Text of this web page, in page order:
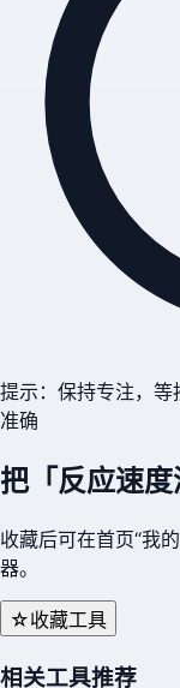
提示：保持专注，
准确
把「 反应速
收藏后可在首页“我
器。
☆收藏工具
相关工具推荐